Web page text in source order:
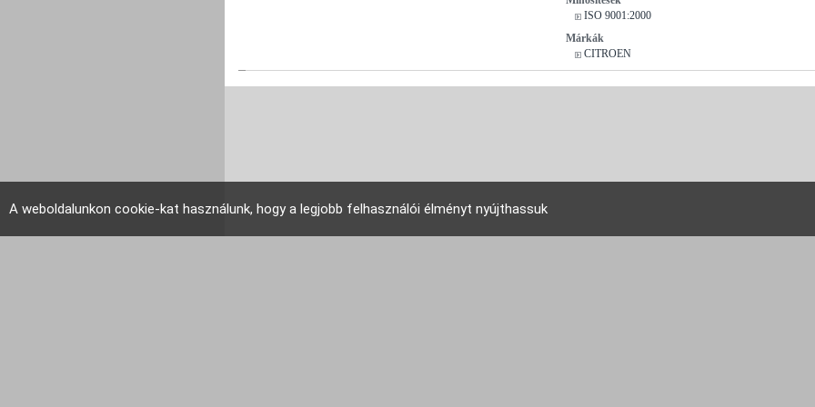
ISO 9001:2000
Márkák
CITROEN
A weboldalunkon cookie-kat használunk, hogy a legjobb felhasználói élményt nyújthassuk